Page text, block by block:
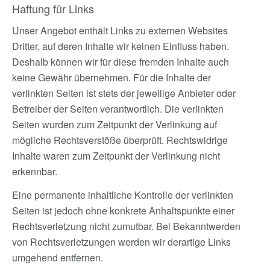
Haftung für Links
Unser Angebot enthält Links zu externen Websites
Dritter, auf deren Inhalte wir keinen Einfluss haben.
Deshalb können wir für diese fremden Inhalte auch
keine Gewähr übernehmen. Für die Inhalte der
verlinkten Seiten ist stets der jeweilige Anbieter oder
Betreiber der Seiten verantwortlich. Die verlinkten
Seiten wurden zum Zeitpunkt der Verlinkung auf
mögliche Rechtsverstöße überprüft. Rechtswidrige
Inhalte waren zum Zeitpunkt der Verlinkung nicht
erkennbar.
Eine permanente inhaltliche Kontrolle der verlinkten
Seiten ist jedoch ohne konkrete Anhaltspunkte einer
Rechtsverletzung nicht zumutbar. Bei Bekanntwerden
von Rechtsverletzungen werden wir derartige Links
umgehend entfernen.